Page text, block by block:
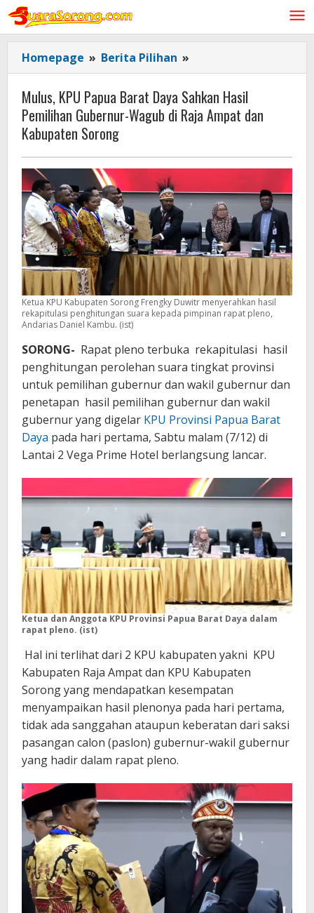
Lewati
konten
Homepage » Berita Pilihan »
KPU
Papua
Barat
Daya
Hasil
Gubernur-
Wagub
di
Raja
Ampat
dan
Kabupaten
Sorong
Mulus, KPU Papua Barat Daya Sahkan Hasil
Pemilihan Gubernur-Wagub di Raja Ampat dan
Kabupaten Sorong
Ketua KPU Kabupaten Sorong Frengky Duwitr menyerahkan hasil
rekapitulasi penghitungan suara kepada pimpinan rapat pleno,
Andarias Daniel Kambu. (ist)
SORONG- Rapat pleno terbuka rekapitulasi hasil
penghitungan perolehan suara tingkat provinsi
untuk pemilihan gubernur dan wakil gubernur dan
penetapan hasil pemilihan gubernur dan wakil
gubernur yang digelar KPU Provinsi Papua Barat
Daya pada hari pertama, Sabtu malam (7/12) di
Lantai 2 Vega Prime Hotel berlangsung lancar.
Ketua dan Anggota KPU Provinsi Papua Barat Daya dalam
rapat pleno. (ist)
Hal ini terlihat dari 2 KPU kabupaten yakni KPU
Kabupaten Raja Ampat dan KPU Kabupaten
Sorong yang mendapatkan kesempatan
menyampaikan hasil plenonya pada hari pertama,
tidak ada sanggahan ataupun keberatan dari saksi
pasangan calon (paslon) gubernur-wakil gubernur
yang hadir dalam rapat pleno.